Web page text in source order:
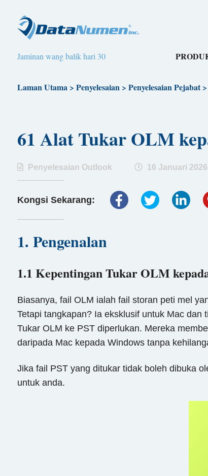
Jaminan wang balik hari 30
Laman Utama> Penyelesaian> Penyelesaian Pejabat>
61 Alat Tukar OLM
Penyelesaian Outlook 16 Januari 2026
Kongsi Sekarang:
1. Pengenalan
1.1 Kepentingan Tukar OLM
Biasanya, fail OLM ialah fail storan peti mel
Tetapi tangkapan? Ia eksklusif untuk Mac
Tukar OLM ke PST diperlukan. Mereka
daripada Mac kepada Windows tanpa
Jika fail PST yang ditukar tidak boleh dibuka
untuk anda.